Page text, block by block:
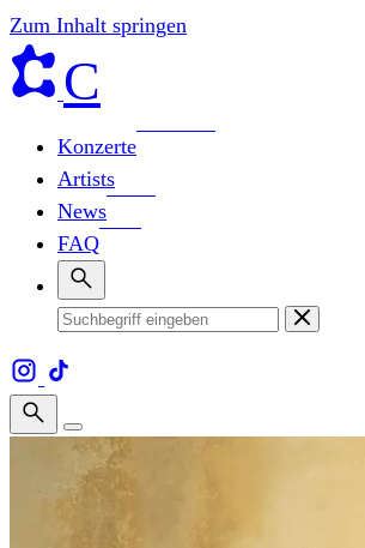
Zum Inhalt springen
C
Konzerte
Artists
News
FAQ